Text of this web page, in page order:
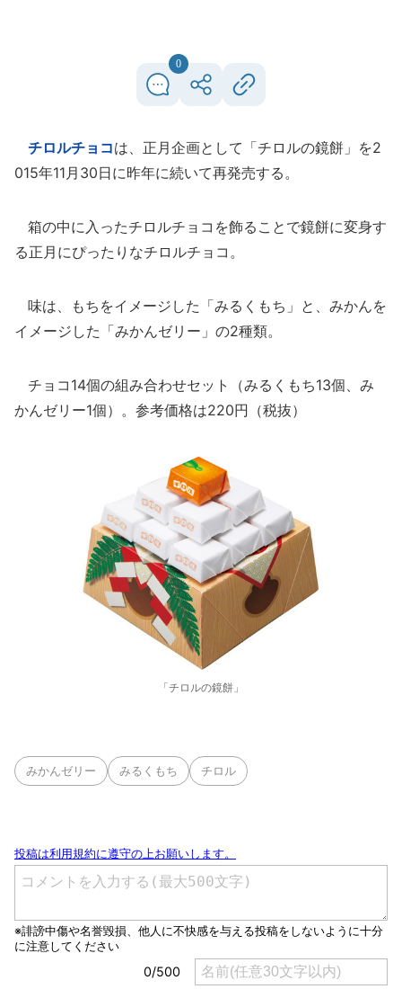
0
チロルチョコは、正月企画として「チロルの鏡餅」を2
015年11月30日に昨年に続いて再発売する。
箱の中に入ったチロルチョコを飾ることで鏡餅に変身す
る正月にぴったりなチロルチョコ。
味は、もちをイメージした「みるくもち」と、みかんを
イメージした「みかんゼリー」の2種類。
チョコ14個の組み合わせセット（みるくもち13個、み
かんゼリー1個）。参考価格は220円（税抜）
「チロルの鏡餅」
みかんゼリー みるくもち チロル